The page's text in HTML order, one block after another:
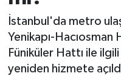
İstanbul'da metro
Yenikapı-Hacıosman
Füniküler Hattı ile ilgili
yeniden hizmete
BİYOGRAFİLER
Burhaniye
Tüm Manşetler
Son Dakika